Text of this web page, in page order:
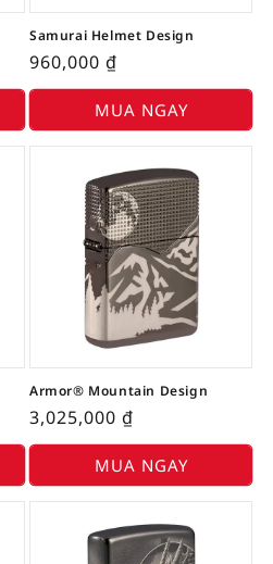
Samurai Helmet Design
960,000 ₫
MUA NGAY
Armor® Mountain Design
3,025,000 ₫
MUA NGAY